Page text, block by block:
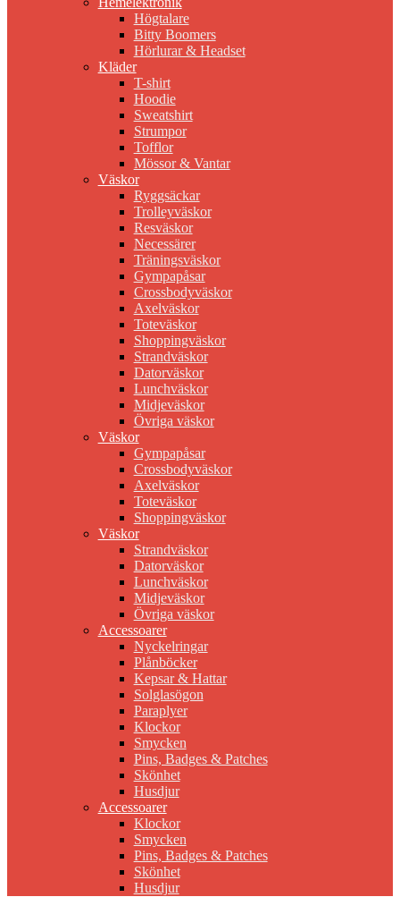
Högtalare
Bitty Boomers
Hörlurar & Headset
Kläder
T-shirt
Hoodie
Sweatshirt
Strumpor
Tofflor
Mössor & Vantar
Väskor
Ryggsäckar
Trolleyväskor
Resväskor
Necessärer
Träningsväskor
Gympapåsar
Crossbodyväskor
Axelväskor
Toteväskor
Shoppingväskor
Strandväskor
Datorväskor
Lunchväskor
Midjeväskor
Övriga väskor
Väskor
Gympapåsar
Crossbodyväskor
Axelväskor
Toteväskor
Shoppingväskor
Väskor
Strandväskor
Datorväskor
Lunchväskor
Midjeväskor
Övriga väskor
Accessoarer
Nyckelringar
Plånböcker
Kepsar & Hattar
Solglasögon
Paraplyer
Klockor
Smycken
Pins, Badges & Patches
Skönhet
Husdjur
Accessoarer
Klockor
Smycken
Pins, Badges & Patches
Skönhet
Husdjur